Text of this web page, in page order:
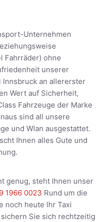
Unternehmen
Fahrräder) ohne
unserer
Innsbruck an allererster
Wert auf Sicherheit,
Fahrzeuge der Marke
sind all unsere
und Wlan ausgestattet.
Ihnen alles Gute und
genug, steht Ihnen unser
1966 0023 Rund um die
noch heute Ihr Taxi
Sie sich rechtzeitig